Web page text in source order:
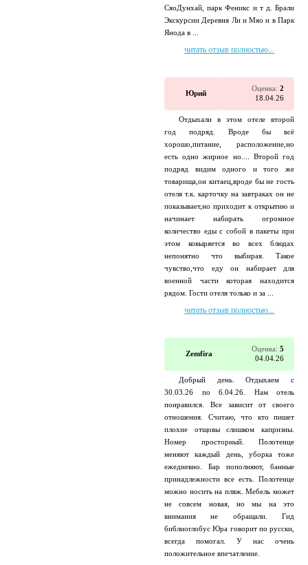
СяоДунхай, парк Феникс и т д. Брали
Экскурсии Деревня Ли и Мяо и в Парк
Янода в ...
читать отзыв полностью...
Юрий
Оценка: 2
18.04.26
Отдыхали в этом отеле второй
год подряд. Вроде бы всё
хорошо,питание, расположение,но
есть одно жирное но.... Второй год
подряд видим одного и того же
товарища,он китаец,вроде бы не гость
отеля т.к. карточку на завтраках он не
показывает,но приходит к открытию и
начинает набирать огромное
количество еды с собой в пакеты при
этом ковыряется во всех блюдах
непонятно что выбирая. Такое
чувство,что еду он набирает для
военной части которая находится
рядом. Гости отеля только и за ...
читать отзыв полностью...
Zemfira
Оценка: 5
04.04.26
Добрый день. Отдыхаем с
30.03.26 по 6.04.26. Нам отель
понравился. Все зависит от своего
отношения. Считаю, что кто пишет
плохие отщовы слишком капризны.
Номер просторный. Полотенце
меняют каждый день, уборка тоже
ежедневно. Бар пополняют, банные
принадлежности все есть. Полотенце
можно носить на пляж. Мебель может
не совсем новая, но мы на это
внимания не обращали. Гид
библиоглобус Юра говорит по русски,
всегда помогал. У нас очень
положительное впечатление.